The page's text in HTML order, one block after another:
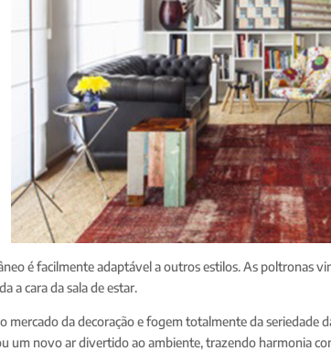
é facilmente adaptável a outros estilos. As poltronas
a cara da sala de estar.
mercado da decoração e fogem totalmente da seriedade
um novo ar divertido ao ambiente, trazendo harmonia